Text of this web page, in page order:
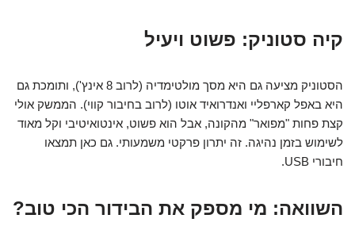
קיה סטוניק: פשוט ויעיל
הסטוניק מציעה גם היא מסך מולטימדיה (לרוב 8 אינץ'), ותומכת גם
היא באפל קארפליי ואנדרואיד אוטו (לרוב בחיבור קווי). הממשק אולי
קצת פחות "מפואר" מהקונה, אבל הוא פשוט, אינטואיטיבי וקל מאוד
לשימוש בזמן נהיגה. זה יתרון פרקטי משמעותי. גם כאן תמצאו
חיבורי USB.
השוואה: מי מספק את הבידור הכי טוב?